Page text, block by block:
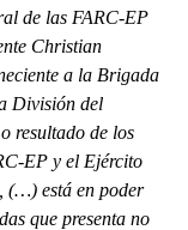
de las FARC-EP
Christian
a la Brigada
División del
resultado de los
EP y el Ejército
(…) está en poder
que presenta no